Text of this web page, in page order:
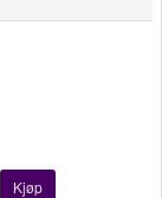
Kjøp